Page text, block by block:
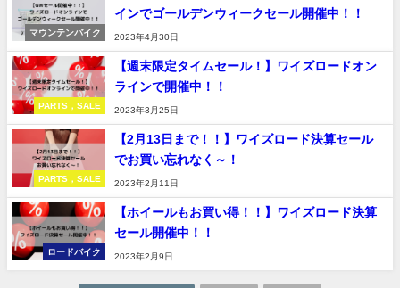
マウンテンバイク
インでゴールデンウィークセール開催中！！
2023年4月30日
PARTS，SALE
【週末限定タイムセール！】ワイズロードオン
ラインで開催中！！
2023年3月25日
PARTS，SALE
【2月13日まで！！】ワイズロード決算セール
でお買い忘れなく～！
2023年2月11日
ロードバイク
【ホイールもお買い得！！】ワイズロード決算
セール開催中！！
2023年2月9日